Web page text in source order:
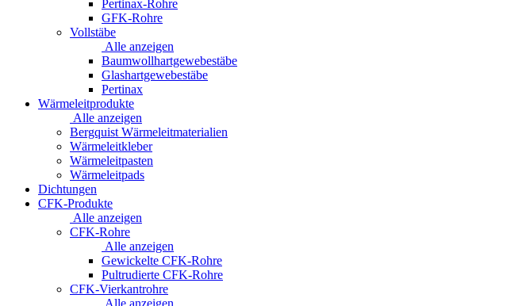
Pertinax-Rohre
GFK-Rohre
Vollstäbe
Alle anzeigen
Baumwollhartgewebestäbe
Glashartgewebestäbe
Pertinax
Wärmeleitprodukte
Alle anzeigen
Bergquist Wärmeleitmaterialien
Wärmeleitkleber
Wärmeleitpasten
Wärmeleitpads
Dichtungen
CFK-Produkte
Alle anzeigen
CFK-Rohre
Alle anzeigen
Gewickelte CFK-Rohre
Pultrudierte CFK-Rohre
CFK-Vierkantrohre
Alle anzeigen